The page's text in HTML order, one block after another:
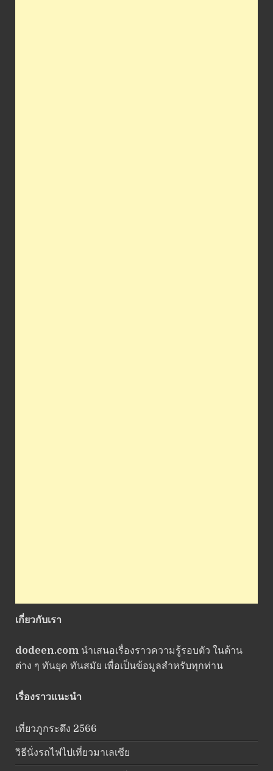
เกี่ยวกับเรา
dodeen.com นำเสนอเรื่องราวความรู้รอบตัว ในด้าน
ต่าง ๆ ทันยุค ทันสมัย เพื่อเป็นข้อมูลสำหรับทุกท่าน
เรื่องราวแนะนำ
เที่ยวภูกระดึง 2566
วิธีนั่งรถไฟไปเที่ยวมาเลเซีย